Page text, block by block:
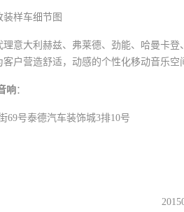
样车细节图
意大利赫兹、弗莱德、劲能、哈曼卡
户营造舒适，动感的个性化移动音乐空
响：
69号泰德汽车装饰城3排10号